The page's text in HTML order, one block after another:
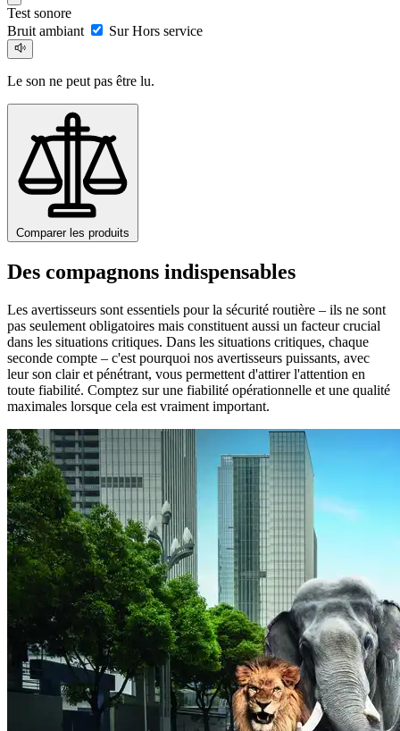
Test sonore
Bruit ambiant
Sur Hors service
Le son ne peut pas être lu.
Comparer les produits
Des compagnons indispensables
Les avertisseurs sont essentiels pour la sécurité routière – ils ne sont
pas seulement obligatoires mais constituent aussi un facteur crucial
dans les situations critiques. Dans les situations critiques, chaque
seconde compte – c'est pourquoi nos avertisseurs puissants, avec
leur son clair et pénétrant, vous permettent d'attirer l'attention en
toute fiabilité. Comptez sur une fiabilité opérationnelle et une qualité
maximales lorsque cela est vraiment important.